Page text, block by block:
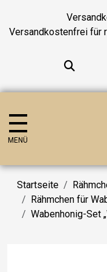
Versandkostenfrei für
MENÜ
Startseite
Rähmchen für
Wabenhonig-Set